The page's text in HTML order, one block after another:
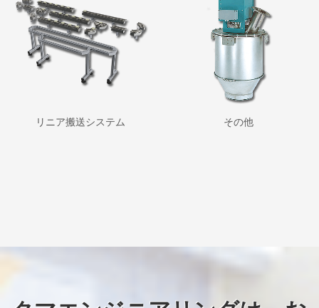
リニア搬送システム その他